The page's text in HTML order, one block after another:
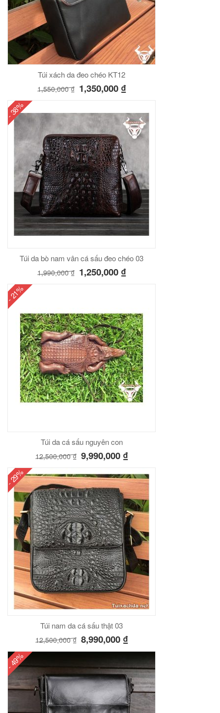
Túi xách da đeo chéo KT12
1,550,000₫ 1,350,000 ₫
- 38%
Túi da bò nam vân cá sấu đeo chéo 03
1,990,000₫ 1,250,000 ₫
- 21%
Túi da cá sấu nguyên con
12,500,000₫ 9,990,000 ₫
- 29%
Túi nam da cá sấu thật 03
12,500,000₫ 8,990,000 ₫
- 49%